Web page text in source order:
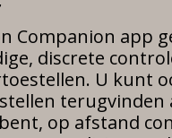
Companion app
discrete
U kunt
terugvinden
op afstand